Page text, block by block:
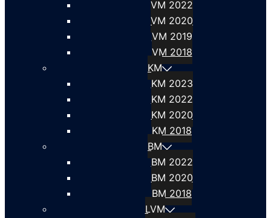
VM 2022
VM 2020
VM 2019
VM 2018
KM
KM 2023
KM 2022
KM 2020
KM 2018
BM
BM 2022
BM 2020
BM 2018
LVM